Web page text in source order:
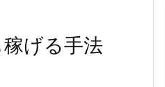
げる手法